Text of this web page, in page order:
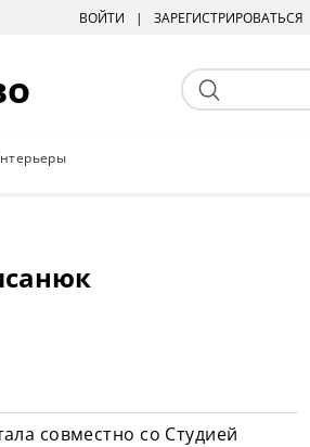
ВОЙТИ ЗАРЕГИСТРИРОВАТЬСЯ
совместно со Студией